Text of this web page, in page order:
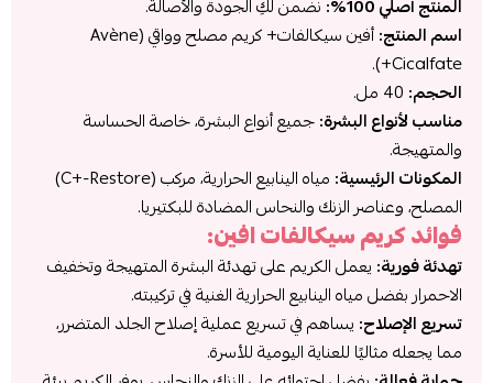
المنتج أصلي 100%:
نضمن لكِ الجودة والأصالة.
اسم المنتج:
أفين سيكالفات+ كريم مصلح وواقي (Avène
Cicalfate+).
الحجم:
مناسب لأنواع البشرة:جميع أنواع البشرة، خاصة الحساسة
والمتهيجة.
المكونات الرئيسية:
مياه الينابيع الحرارية، مركب (C+-Restore)
المصلح، وعناصر الزنك والنحاس المضادة للبكتيريا.
فوائد كريم سيكالفات افين:
تهدئة فورية: يعمل الكريم على تهدئة البشرة المتهيجة وتخفيف
الاحمرار بفضل مياه الينابيع الحرارية الغنية في تركيبته.
تسريع الإصلاح: يساهم في تسريع عملية إصلاح الجلد المتضرر،
مما يجعله مثاليًا للعناية اليومية للأسرة.